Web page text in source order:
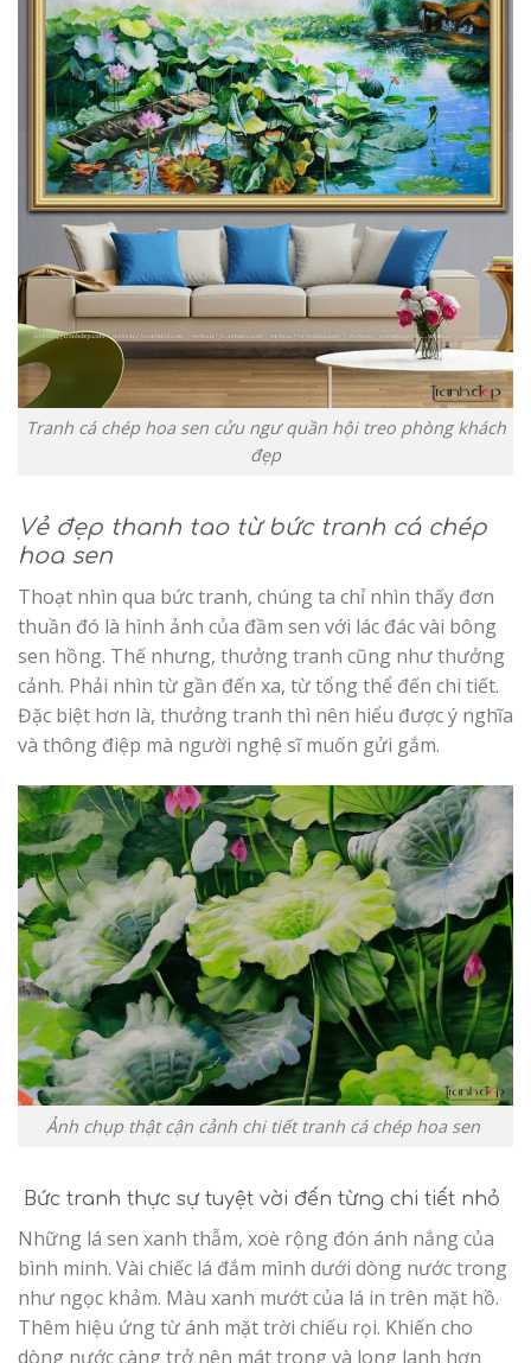
Tranh cá chép hoa sen cửu ngư quần hội treo phòng khách
đẹp
Vẻ đẹp thanh tao từ bức tranh cá chép
hoa sen
Thoạt nhìn qua bức tranh, chúng ta chỉ nhìn thấy đơn
thuần đó là hình ảnh của đầm sen với lác đác vài bông
sen hồng. Thế nhưng, thưởng tranh cũng như thưởng
cảnh. Phải nhìn từ gần đến xa, từ tổng thể đến chi tiết.
Đặc biệt hơn là, thưởng tranh thì nên hiểu được ý nghĩa
và thông điệp mà người nghệ sĩ muốn gửi gắm.
Ảnh chụp thật cận cảnh chi tiết tranh cá chép hoa sen
Bức tranh thực sự tuyệt vời đến từng chi tiết nhỏ
Những lá sen xanh thẫm, xoè rộng đón ánh nắng của
bình minh. Vài chiếc lá đắm mình dưới dòng nước trong
như ngọc khảm. Màu xanh mướt của lá in trên mặt hồ.
Thêm hiệu ứng từ ánh mặt trời chiếu rọi. Khiến cho
dòng nước càng trở nên mát trong và long lanh hơn